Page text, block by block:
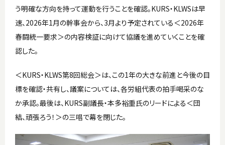
う明確な方向を持って運動を行うことを確認。KURS・KLWSは早
速、2026年1月の幹事会から、3月より予定されている＜2026年
春闘統一要求＞の内容検証に向けて協議を進めていくことを確
認した。
＜KURS・KLWS第8回総会＞は、この1年の大きな前進と今後の目
標を確認・共有し、議案については、各労組代表の拍手喝采のな
か承認。最後は、KURS副議長・本多裕重氏のリードによる＜団
結、頑張ろう！＞の三唱で幕を閉じた。